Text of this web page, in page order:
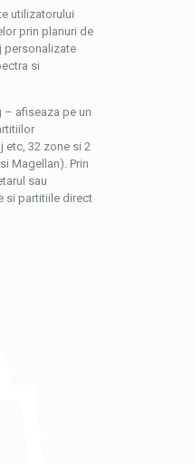
utilizatorului
prin planuri de
personalizate
si
– afiseaza pe un
etc, 32 zone si 2
Magellan). Prin
sau
si partitiile direct